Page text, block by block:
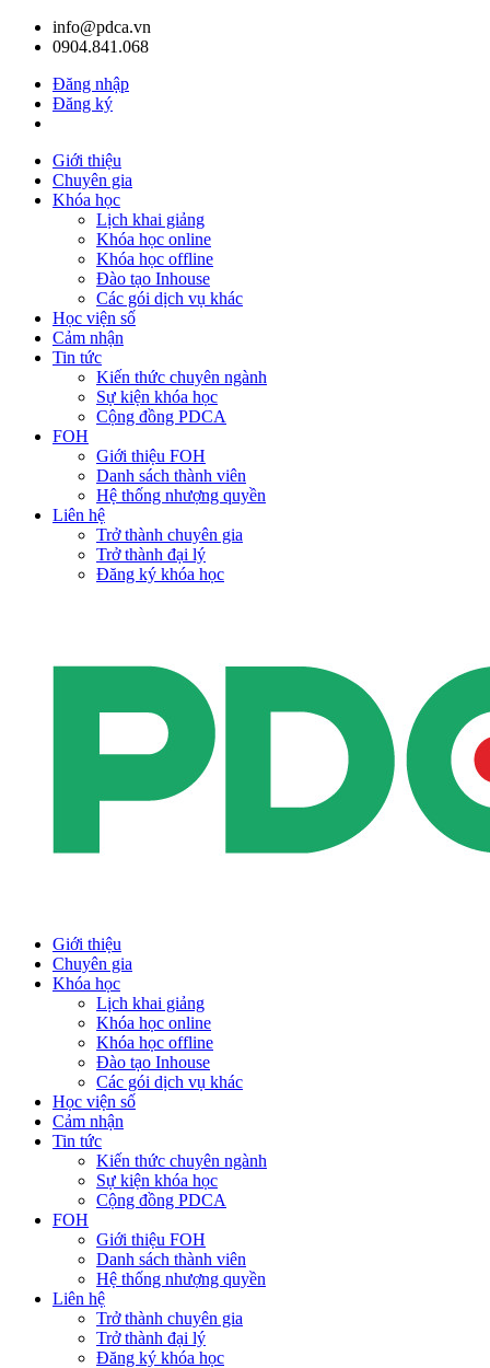
info@pdca.vn
0904.841.068
Đăng nhập
Đăng ký
Giới thiệu
Chuyên gia
Khóa học
Lịch khai giảng
Khóa học online
Khóa học offline
Đào tạo Inhouse
Các gói dịch vụ khác
Học viện số
Cảm nhận
Tin tức
Kiến thức chuyên ngành
Sự kiện khóa học
Cộng đồng PDCA
FOH
Giới thiệu FOH
Danh sách thành viên
Hệ thống nhượng quyền
Liên hệ
Trở thành chuyên gia
Trở thành đại lý
Đăng ký khóa học
Giới thiệu
Chuyên gia
Khóa học
Lịch khai giảng
Khóa học online
Khóa học offline
Đào tạo Inhouse
Các gói dịch vụ khác
Học viện số
Cảm nhận
Tin tức
Kiến thức chuyên ngành
Sự kiện khóa học
Cộng đồng PDCA
FOH
Giới thiệu FOH
Danh sách thành viên
Hệ thống nhượng quyền
Liên hệ
Trở thành chuyên gia
Trở thành đại lý
Đăng ký khóa học